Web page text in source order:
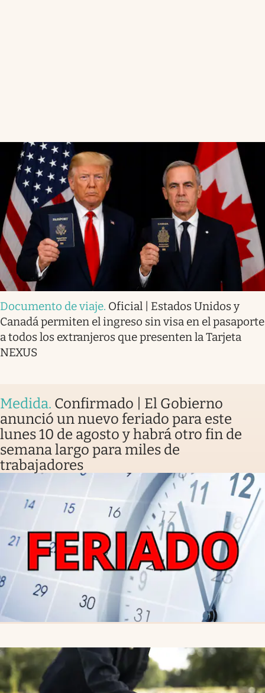
Documento de viaje. Oficial | Estados Unidos y
Canadá permiten el ingreso sin visa en el pasaporte
a todos los extranjeros que presenten la Tarjeta
NEXUS
Medida. Confirmado | El Gobierno
anunció un nuevo feriado para este
lunes 10 de agosto y habrá otro fin de
semana largo para miles de
trabajadores